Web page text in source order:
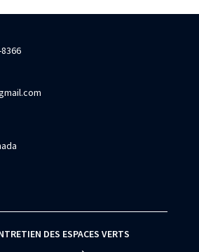
DES ESPACES VERTS